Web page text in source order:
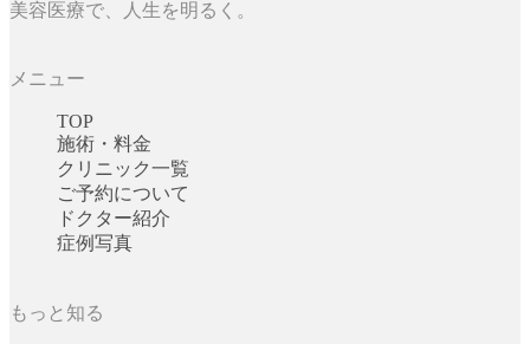
美容医療で、人生を明るく。
メニュー
TOP
施術・料金
クリニック一覧
ご予約について
ドクター紹介
症例写真
もっと知る